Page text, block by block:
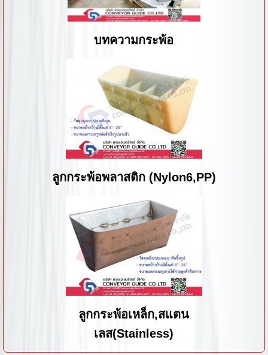
บทความกระพ้อ
ลูกกระพ้อพลาสติก (Nylon6,PP)
ลูกกระพ้อเหล็ก,สแตน
เลส(Stainless)